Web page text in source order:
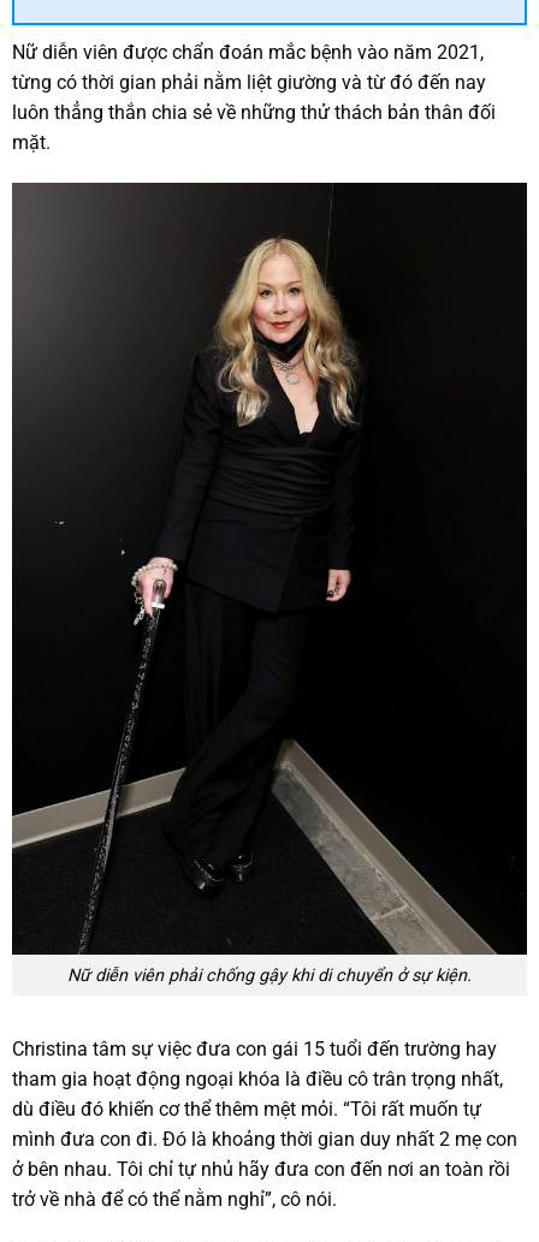
Nữ diễn viên được chẩn đoán mắc bệnh vào năm 2021,
từng có thời gian phải nằm liệt giường và từ đó đến nay
luôn thẳng thắn chia sẻ về những thử thách bản thân đối
mặt.
Nữ diễn viên phải chống gậy khi di chuyển ở sự kiện.
Christina tâm sự việc đưa con gái 15 tuổi đến trường hay
tham gia hoạt động ngoại khóa là điều cô trân trọng nhất,
dù điều đó khiến cơ thể thêm mệt mỏi. “Tôi rất muốn tự
mình đưa con đi. Đó là khoảng thời gian duy nhất 2 mẹ con
ở bên nhau. Tôi chỉ tự nhủ hãy đưa con đến nơi an toàn rồi
trở về nhà để có thể nằm nghỉ”, cô nói.